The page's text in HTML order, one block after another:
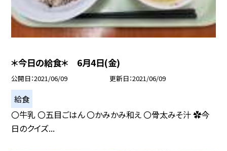
＊今日の給食＊ 6月4日(金)
公開日 2021/06/09 更新日 2021/06/09
給食
〇牛乳 〇五目ごはん 〇かみかみ和え 〇骨太みそ汁 ✿今
日のクイズ...